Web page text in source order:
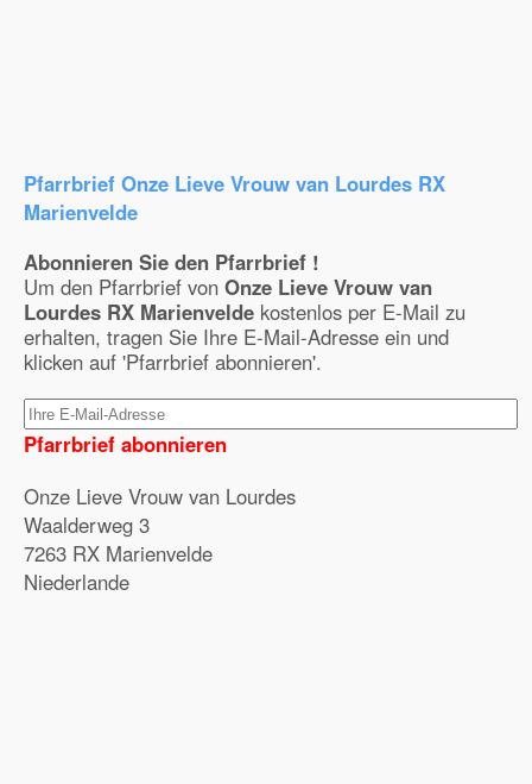
Pfarrbrief Onze Lieve Vrouw van Lourdes RX
Marienvelde
Abonnieren Sie den Pfarrbrief !
Um den Pfarrbrief von Onze Lieve Vrouw van
Lourdes RX Marienvelde kostenlos per E-Mail zu
erhalten, tragen Sie Ihre E-Mail-Adresse ein und
klicken auf 'Pfarrbrief abonnieren'.
Pfarrbrief abonnieren
Onze Lieve Vrouw van Lourdes
Waalderweg 3
7263 RX Marienvelde
Niederlande